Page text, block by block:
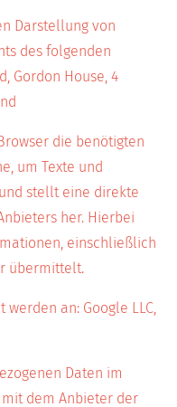
Darstellung von
des folgenden
Gordon House, 4
die benötigten
um Texte und
stellt eine direkte
her. Hierbei
einschließlich
übermittelt.
an: Google LLC,
Daten im
dem Anbieter der